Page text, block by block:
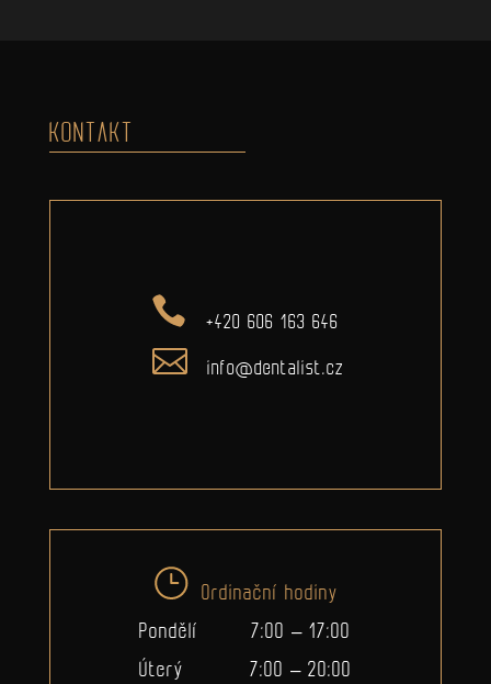
KONTAKT
+420 606 163 646
info@dentalist.cz
Ordinační hodiny
Pondělí 7:00 – 17:00
Úterý 7:00 – 20:00